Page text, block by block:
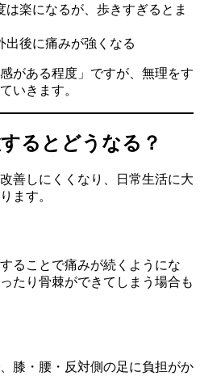
楽になるが、歩きすぎるとま
出後に痛みが強くなる
がある程度」ですが、無理をす
いきます。
るとどうなる？
善しにくくなり、日常生活に大
ます。
ることで痛みが続くようにな
たり骨棘ができてしまう場合も
膝・腰・反対側の足に負担がか